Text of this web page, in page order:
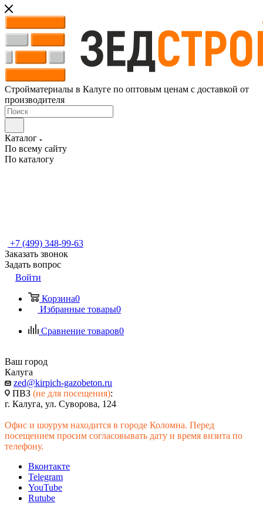
Стройматериалы в Калуге по оптовым ценам с доставкой от
производителя
Каталог
По всему сайту
По каталогу
+7 (499) 348-99-63
Заказать звонок
Задать вопрос
Войти
Корзина0
Избранные товары0
Сравнение товаров0
Ваш город
Калуга
zed@kirpich-gazobeton.ru
ПВЗ (не для посещения):
г. Калуга, ул. Суворова, 124
Офис и шоурум находится в городе Коломна. Перед
посещением просим согласовывать дату и время визита по
телефону.
Вконтакте
Telegram
YouTube
Rutube